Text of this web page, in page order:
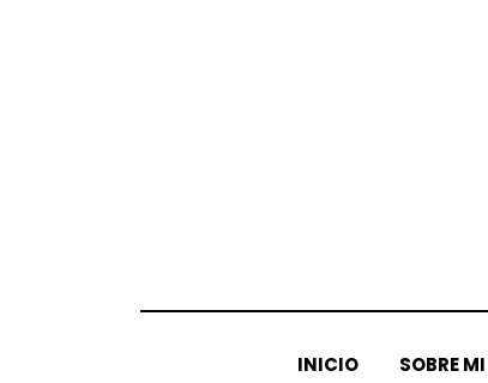
INICIO SOBRE MI